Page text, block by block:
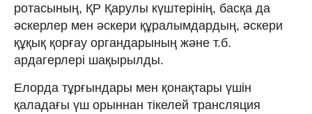
ротасының, ҚР Қарулы күштерінің, басқа да
әскерлер мен әскери құралымдардың, әскери
құқық қорғау органдарының және т.б.
ардагерлері шақырылды.
Елорда тұрғындары мен қонақтары үшін
қаладағы үш орыннан тікелей трансляция